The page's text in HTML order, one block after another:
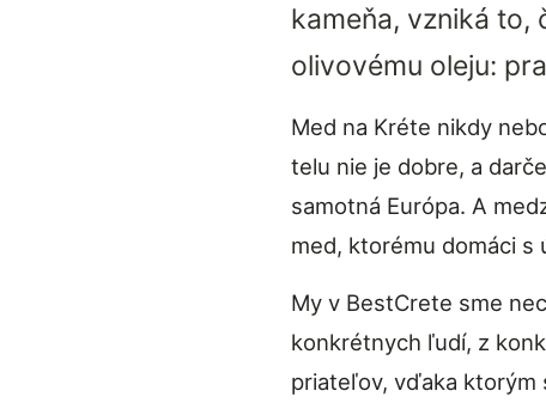
kameňa, vzniká to,
olivovému oleju:
Med na Kréte nikdy
telu nie je dobre, a
samotná Európa. A
med, ktorému domáci s
My v BestCrete sme
konkrétnych ľudí, z
priateľov, vďaka ktorým